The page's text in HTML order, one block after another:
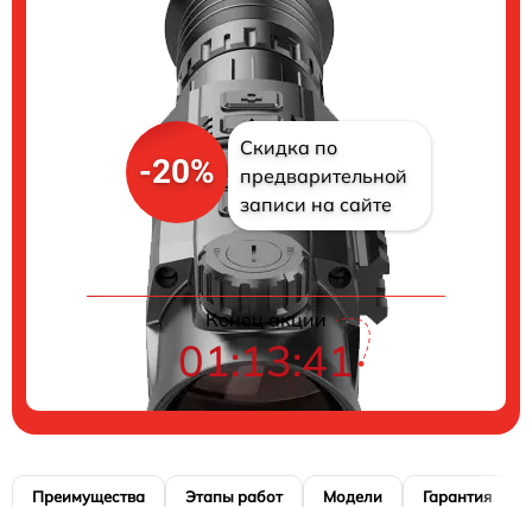
-20%
Скидка по
предварительной
записи на сайте
Конец акции
01:13:40
Преимущества Этапы работ Модели Гарантия